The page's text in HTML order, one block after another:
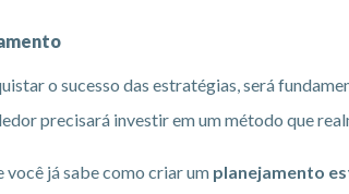
o sucesso das estratégias, será
precisará investir em um método que
você já sabe como criar um planejamento